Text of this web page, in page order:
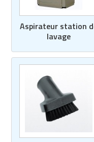
Aspirateur station
lavage